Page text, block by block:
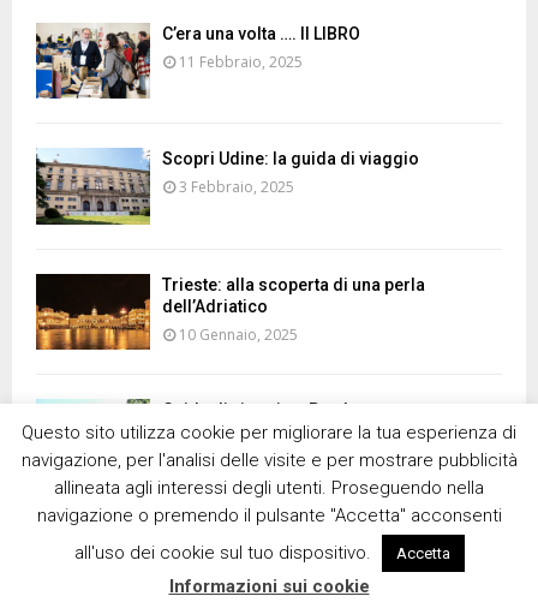
C’era una volta …. Il LIBRO
11 Febbraio, 2025
Scopri Udine: la guida di viaggio
3 Febbraio, 2025
Trieste: alla scoperta di una perla
dell’Adriatico
10 Gennaio, 2025
Guida di viaggio a Pordenone
20 Dicembre, 2024
LOAD MORE POSTS
Questo sito utilizza cookie per migliorare la tua esperienza di
navigazione, per l'analisi delle visite e per mostrare pubblicità
allineata agli interessi degli utenti. Proseguendo nella
navigazione o premendo il pulsante "Accetta" acconsenti
all'uso dei cookie sul tuo dispositivo.
Accetta
Informazioni sui cookie